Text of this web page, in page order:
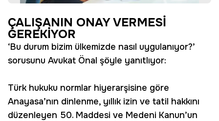
ÇALIŞANIN ONAY VERMESİ
GEREKİYOR
‘Bu durum bizim ülkemizde nasıl uygulanıyor?’
sorusunu Avukat Önal şöyle yanıtlıyor:
Türk hukuku normlar hiyerarşisine göre
Anayasa’nın dinlenme, yıllık izin ve tatil hakkını
düzenleyen 50. Maddesi ve Medeni Kanun’un